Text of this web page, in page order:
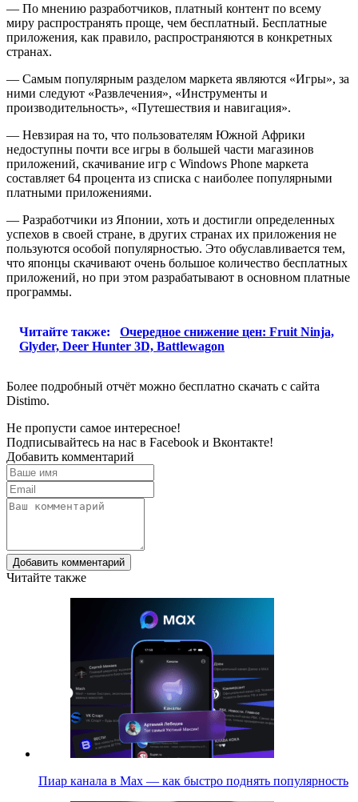
— По мнению разработчиков, платный контент по всему
миру распространять проще, чем бесплатный. Бесплатные
приложения, как правило, распространяются в конкретных
странах.
— Самым популярным разделом маркета являются «Игры», за
ними следуют «Развлечения», «Инструменты и
производительность», «Путешествия и навигация».
— Невзирая на то, что пользователям Южной Африки
недоступны почти все игры в большей части магазинов
приложений, скачивание игр с Windows Phone маркета
составляет 64 процента из списка с наиболее популярными
платными приложениями.
— Разработчики из Японии, хоть и достигли определенных
успехов в своей стране, в других странах их приложения не
пользуются особой популярностью. Это обуславливается тем,
что японцы скачивают очень большое количество бесплатных
приложений, но при этом разрабатывают в основном платные
программы.
Читайте также:
Очередное снижение цен: Fruit Ninja,
Glyder, Deer Hunter 3D, Battlewagon
Более подробный отчёт можно бесплатно скачать с сайта
Distimo.
Не пропусти самое интересное!
Подписывайтесь на нас в Facebook и Вконтакте!
Добавить комментарий
Добавить комментарий
Читайте также
Пиар канала в Max — как быстро поднять популярность